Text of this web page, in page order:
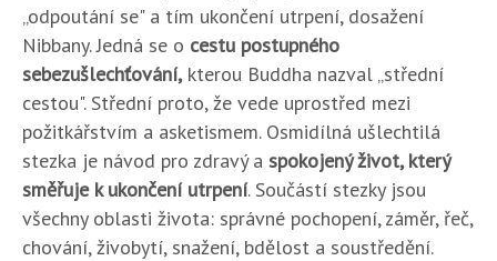
„odpoutání se" a tím ukončení utrpení, dosažení
Nibbany. Jedná se o cestu postupného
sebezušlechťování,kterou Buddha nazval „střední
cestou". Střední proto, že vede uprostřed mezi
požitkářstvím a asketismem. Osmidílná ušlechtilá
stezka je návod pro zdravý a spokojený život, který
směřuje k ukončení utrpení. Součástí stezky jsou
všechny oblasti života: správné pochopení, záměr, řeč,
chování, živobytí, snažení, bdělost a soustředění.